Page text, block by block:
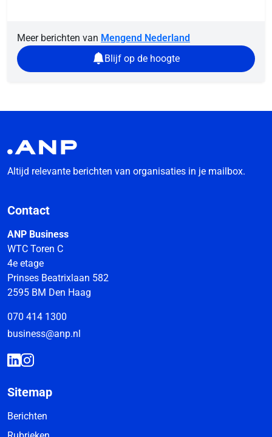
Meer berichten van Mengend Nederland
Blijf op de hoogte
Altijd relevante berichten van organisaties in je mailbox.
Contact
ANP Business
WTC Toren C
4e etage
Prinses Beatrixlaan 582
2595 BM Den Haag
070 414 1300
business@anp.nl
Sitemap
Berichten